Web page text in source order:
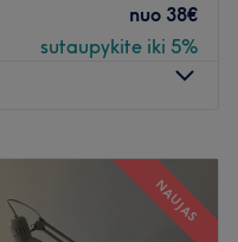
nuo 38€
sutaupykite iki 5%
–17:00
17:00NAUJAS